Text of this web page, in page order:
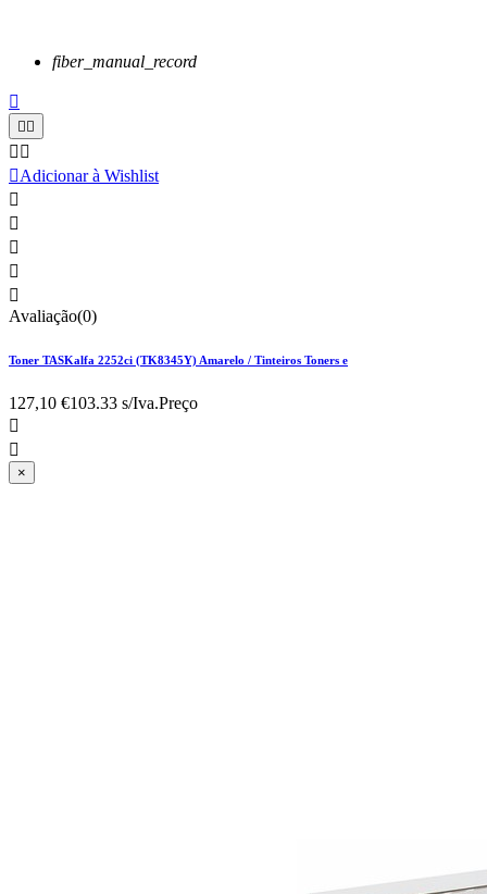
fiber_manual_record

 
 
Adicionar à Wishlist





Avaliação(0)
Toner TASKalfa 2252ci (TK8345Y) Amarelo / Tinteiros Toners e
127,10 €103.33 s/Iva.Preço


×